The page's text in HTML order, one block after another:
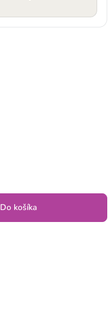
Do košíka